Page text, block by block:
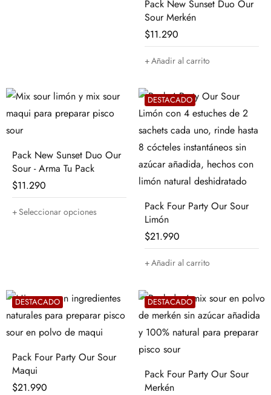
Pack New Sunset Duo Our
Sour Merkén
$11.290
Añadir al carrito
Pack New Sunset Duo Our
Sour - Arma Tu Pack
$11.290
Seleccionar opciones
DESTACADO
Pack Four Party Our Sour
Limón
$21.990
Añadir al carrito
DESTACADO
Pack Four Party Our Sour
Maqui
$21.990
DESTACADO
Pack Four Party Our Sour
Merkén